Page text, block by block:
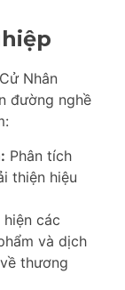
Nhân
đường nghề
Phân tích
thiện hiệu
các
và dịch
thương